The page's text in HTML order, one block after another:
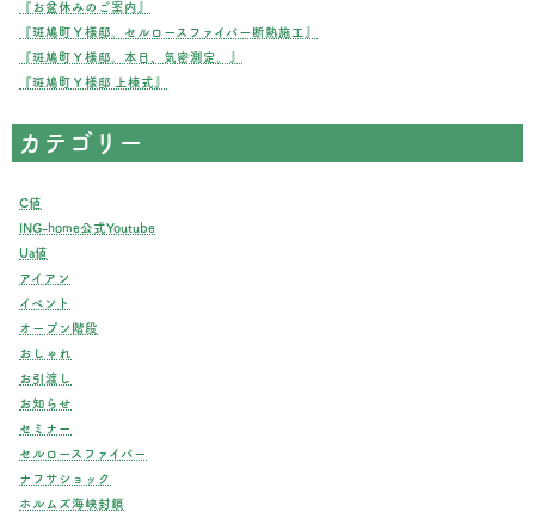
『お盆休みのご案内』
『斑鳩町Ｙ様邸。セルロースファイバー断熱施工』
『斑鳩町Ｙ様邸。本日、気密測定。』
『斑鳩町Ｙ様邸 上棟式』
カテゴリー
C値
ING-home公式Youtube
Ua値
アイアン
イベント
オープン階段
おしゃれ
お引渡し
お知らせ
セミナー
セルロースファイバー
ナフサショック
ホルムズ海峡封鎖